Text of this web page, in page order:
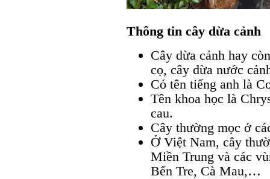
Thông tin cây dừa cảnh
Cây dừa cảnh hay
cọ, cây dừa nước
Có tên tiếng anh là
Tên khoa học là
cau.
Cây thường mọc ở
Ở Việt Nam, cây
Miền Trung và các
Bến Tre, Cà Mau,…